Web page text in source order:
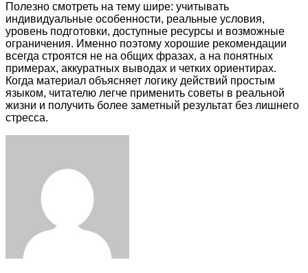
Полезно смотреть на тему шире: учитывать
индивидуальные особенности, реальные условия,
уровень подготовки, доступные ресурсы и возможные
ограничения. Именно поэтому хорошие рекомендации
всегда строятся не на общих фразах, а на понятных
примерах, аккуратных выводах и четких ориентирах.
Когда материал объясняет логику действий простым
языком, читателю легче применить советы в реальной
жизни и получить более заметный результат без лишнего
стресса.